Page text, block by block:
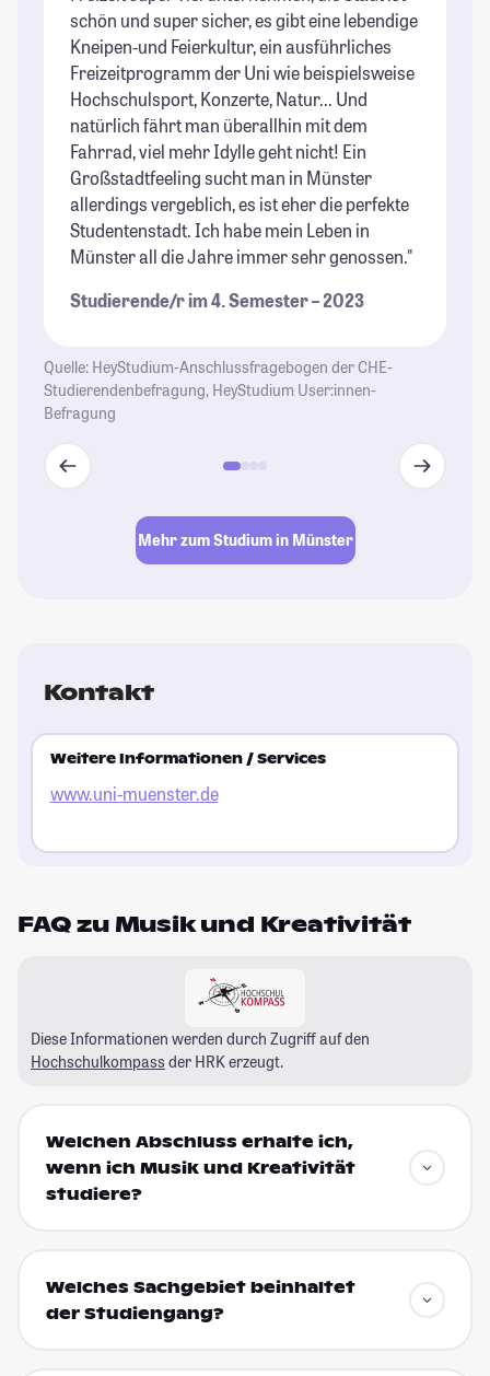
schön und super sicher, es gibt eine lebendige
Kneipen-und Feierkultur, ein ausführliches
Freizeitprogramm der Uni wie beispielsweise
Hochschulsport, Konzerte, Natur... Und
natürlich fährt man überallhin mit dem
Fahrrad, viel mehr Idylle geht nicht! Ein
Großstadtfeeling sucht man in Münster
allerdings vergeblich, es ist eher die perfekte
Studentenstadt. Ich habe mein Leben in
Münster all die Jahre immer sehr genossen."
Studierende/r im 4. Semester – 2023
Quelle: HeyStudium-Anschlussfragebogen der CHE-
Studierendenbefragung, HeyStudium User:innen-
Befragung
Mehr zum Studium in Münster
Kontakt
Weitere Informationen / Services
www.uni-muenster.de
FAQ zu Musik und Kreativität
Diese Informationen werden durch Zugriff auf den
Hochschulkompass der HRK erzeugt.
Welchen Abschluss erhalte ich,
wenn ich Musik und Kreativität
studiere?
Welches Sachgebiet beinhaltet
der Studiengang?